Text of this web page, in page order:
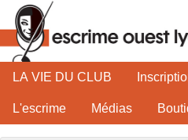
LA VIE DU CLUB
L'escrime Médias
Panneau de gestion des cookies